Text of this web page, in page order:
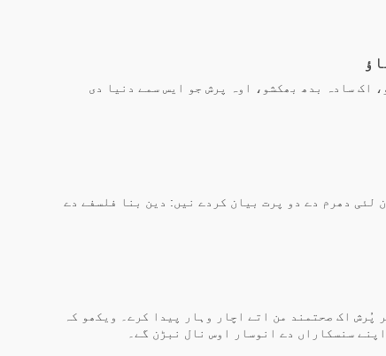
اک سادہ بدھ بھکشو، اوہ پرش جو ایس سمے دنیا دی
لئی دھرم دے دو پرت بیان کردے نیں: دین بنا فلسفے دے
اک صحتمند من اتے اچار وہار پیدا کرے۔ ویکھو کہ
سنسکاراں دے انوسار اوس نال نبڑن گے۔